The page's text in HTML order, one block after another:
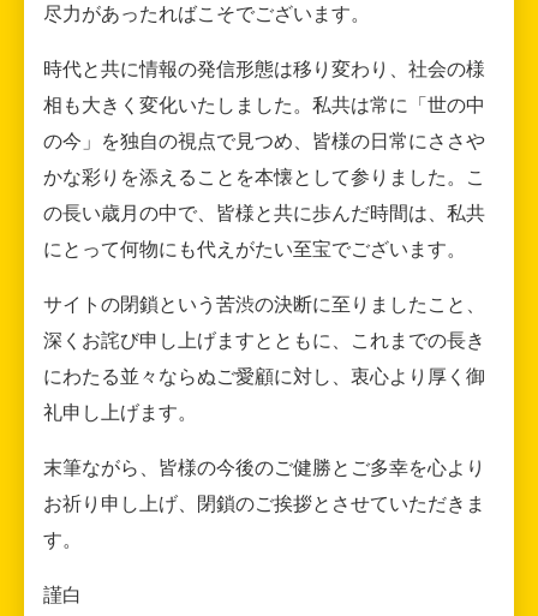
尽力があったればこそでございます。
時代と共に情報の発信形態は移り変わり、社会の様
相も大きく変化いたしました。私共は常に「世の中
の今」を独自の視点で見つめ、皆様の日常にささや
かな彩りを添えることを本懐として参りました。こ
の長い歳月の中で、皆様と共に歩んだ時間は、私共
にとって何物にも代えがたい至宝でございます。
サイトの閉鎖という苦渋の決断に至りましたこと、
深くお詫び申し上げますとともに、これまでの長き
にわたる並々ならぬご愛顧に対し、衷心より厚く御
礼申し上げます。
末筆ながら、皆様の今後のご健勝とご多幸を心より
お祈り申し上げ、閉鎖のご挨拶とさせていただきま
す。
謹白